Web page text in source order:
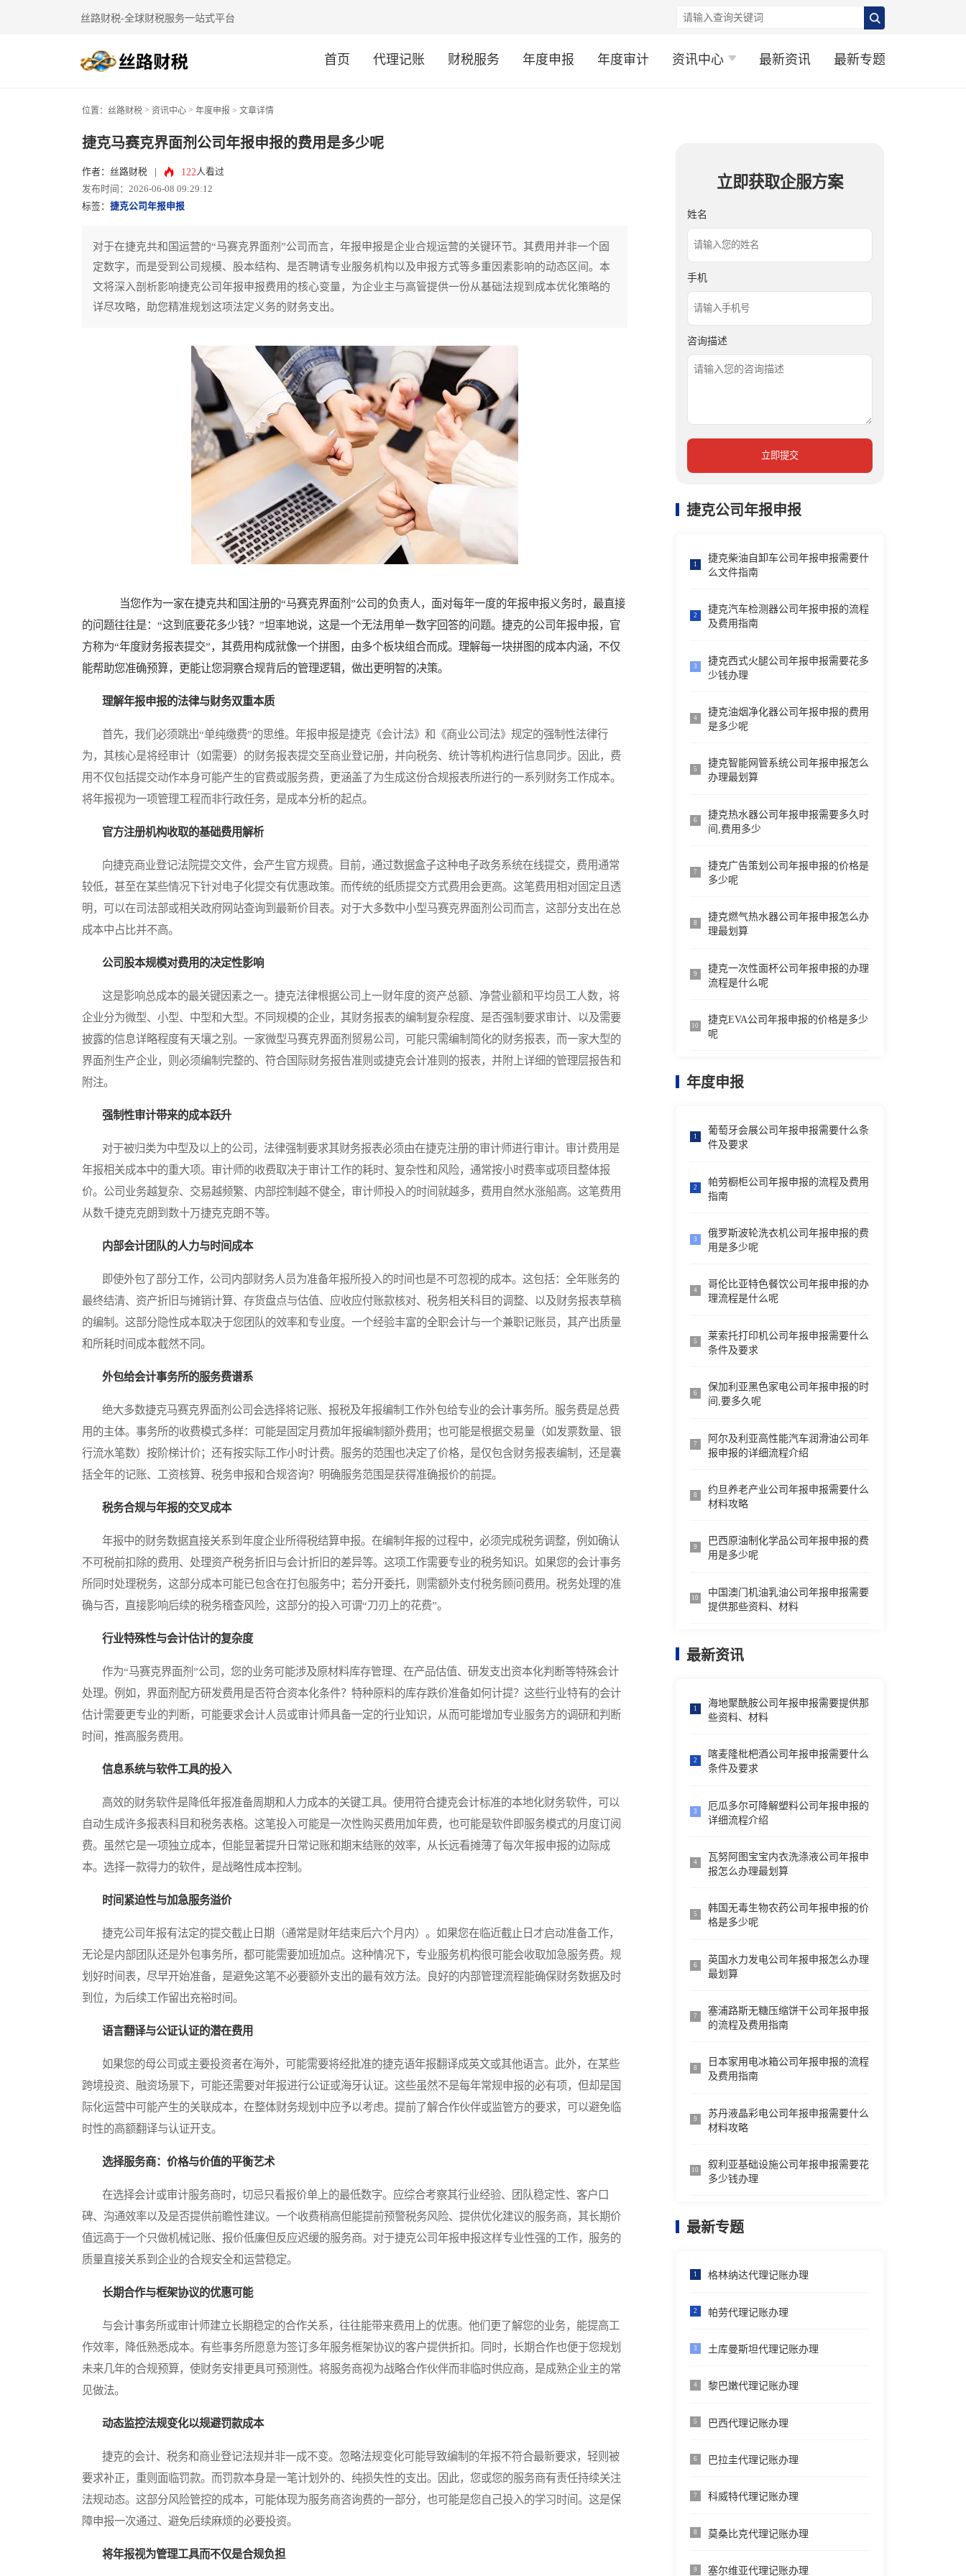
丝路财税-全球财税服务一站式平台
首页 代理记账 财税服务 年度申报 年度审计 资讯中心 最新资讯 最新专题
位置： 丝路财税 > 资讯中心 > 年度申报 > 文章详情
捷克马赛克界面剂公司年报申报的费用是多少呢
作者：丝路财税 122人看过
发布时间：2026-06-08 09:29:12
标签： 捷克公司年报申报
对于在捷克共和国运营的“马赛克界面剂”公司而言，年报申报是企业合规运营的关键环节。其费用并非一个固
定数字，而是受到公司规模、股本结构、是否聘请专业服务机构以及申报方式等多重因素影响的动态区间。本
文将深入剖析影响捷克公司年报申报费用的核心变量，为企业主与高管提供一份从基础法规到成本优化策略的
详尽攻略，助您精准规划这项法定义务的财务支出。
当您作为一家在捷克共和国注册的“马赛克界面剂”公司的负责人，面对每年一度的年报申报义务时，最直接
的问题往往是：“这到底要花多少钱？”坦率地说，这是一个无法用单一数字回答的问题。捷克的公司年报申报，官
方称为“年度财务报表提交”，其费用构成就像一个拼图，由多个板块组合而成。理解每一块拼图的成本内涵，不仅
能帮助您准确预算，更能让您洞察合规背后的管理逻辑，做出更明智的决策。
理解年报申报的法律与财务双重本质
首先，我们必须跳出“单纯缴费”的思维。年报申报是捷克《会计法》和《商业公司法》规定的强制性法律行
为，其核心是将经审计（如需要）的财务报表提交至商业登记册，并向税务、统计等机构进行信息同步。因此，费
用不仅包括提交动作本身可能产生的官费或服务费，更涵盖了为生成这份合规报表所进行的一系列财务工作成本。
将年报视为一项管理工程而非行政任务，是成本分析的起点。
官方注册机构收取的基础费用解析
向捷克商业登记法院提交文件，会产生官方规费。目前，通过数据盒子这种电子政务系统在线提交，费用通常
较低，甚至在某些情况下针对电子化提交有优惠政策。而传统的纸质提交方式费用会更高。这笔费用相对固定且透
明，可以在司法部或相关政府网站查询到最新价目表。对于大多数中小型马赛克界面剂公司而言，这部分支出在总
成本中占比并不高。
公司股本规模对费用的决定性影响
这是影响总成本的最关键因素之一。捷克法律根据公司上一财年度的资产总额、净营业额和平均员工人数，将
企业分为微型、小型、中型和大型。不同规模的企业，其财务报表的编制复杂程度、是否强制要求审计、以及需要
披露的信息详略程度有天壤之别。一家微型马赛克界面剂贸易公司，可能只需编制简化的财务报表，而一家大型的
界面剂生产企业，则必须编制完整的、符合国际财务报告准则或捷克会计准则的报表，并附上详细的管理层报告和
附注。
强制性审计带来的成本跃升
对于被归类为中型及以上的公司，法律强制要求其财务报表必须由在捷克注册的审计师进行审计。审计费用是
年报相关成本中的重大项。审计师的收费取决于审计工作的耗时、复杂性和风险，通常按小时费率或项目整体报
价。公司业务越复杂、交易越频繁、内部控制越不健全，审计师投入的时间就越多，费用自然水涨船高。这笔费用
从数千捷克克朗到数十万捷克克朗不等。
内部会计团队的人力与时间成本
即使外包了部分工作，公司内部财务人员为准备年报所投入的时间也是不可忽视的成本。这包括：全年账务的
最终结清、资产折旧与摊销计算、存货盘点与估值、应收应付账款核对、税务相关科目的调整、以及财务报表草稿
的编制。这部分隐性成本取决于您团队的效率和专业度。一个经验丰富的全职会计与一个兼职记账员，其产出质量
和所耗时间成本截然不同。
外包给会计事务所的服务费谱系
绝大多数捷克马赛克界面剂公司会选择将记账、报税及年报编制工作外包给专业的会计事务所。服务费是总费
用的主体。事务所的收费模式多样：可能是固定月费加年报编制额外费用；也可能是根据交易量（如发票数量、银
行流水笔数）按阶梯计价；还有按实际工作小时计费。服务的范围也决定了价格，是仅包含财务报表编制，还是囊
括全年的记账、工资核算、税务申报和合规咨询？明确服务范围是获得准确报价的前提。
税务合规与年报的交叉成本
年报中的财务数据直接关系到年度企业所得税结算申报。在编制年报的过程中，必须完成税务调整，例如确认
不可税前扣除的费用、处理资产税务折旧与会计折旧的差异等。这项工作需要专业的税务知识。如果您的会计事务
所同时处理税务，这部分成本可能已包含在打包服务中；若分开委托，则需额外支付税务顾问费用。税务处理的准
确与否，直接影响后续的税务稽查风险，这部分的投入可谓“刀刃上的花费”。
行业特殊性与会计估计的复杂度
作为“马赛克界面剂”公司，您的业务可能涉及原材料库存管理、在产品估值、研发支出资本化判断等特殊会计
处理。例如，界面剂配方研发费用是否符合资本化条件？特种原料的库存跌价准备如何计提？这些行业特有的会计
估计需要更专业的判断，可能要求会计人员或审计师具备一定的行业知识，从而可能增加专业服务方的调研和判断
时间，推高服务费用。
信息系统与软件工具的投入
高效的财务软件是降低年报准备周期和人力成本的关键工具。使用符合捷克会计标准的本地化财务软件，可以
自动生成许多报表科目和税务表格。这笔投入可能是一次性购买费用加年费，也可能是软件即服务模式的月度订阅
费。虽然它是一项独立成本，但能显著提升日常记账和期末结账的效率，从长远看摊薄了每次年报申报的边际成
本。选择一款得力的软件，是战略性成本控制。
时间紧迫性与加急服务溢价
捷克公司年报有法定的提交截止日期（通常是财年结束后六个月内）。如果您在临近截止日才启动准备工作，
无论是内部团队还是外包事务所，都可能需要加班加点。这种情况下，专业服务机构很可能会收取加急服务费。规
划好时间表，尽早开始准备，是避免这笔不必要额外支出的最有效方法。良好的内部管理流程能确保财务数据及时
到位，为后续工作留出充裕时间。
语言翻译与公证认证的潜在费用
如果您的母公司或主要投资者在海外，可能需要将经批准的捷克语年报翻译成英文或其他语言。此外，在某些
跨境投资、融资场景下，可能还需要对年报进行公证或海牙认证。这些虽然不是每年常规申报的必有项，但却是国
际化运营中可能产生的关联成本，在整体财务规划中应予以考虑。提前了解合作伙伴或监管方的要求，可以避免临
时性的高额翻译与认证开支。
选择服务商：价格与价值的平衡艺术
在选择会计或审计服务商时，切忌只看报价单上的最低数字。应综合考察其行业经验、团队稳定性、客户口
碑、沟通效率以及是否提供前瞻性建议。一个收费稍高但能提前预警税务风险、提供优化建议的服务商，其长期价
值远高于一个只做机械记账、报价低廉但反应迟缓的服务商。对于捷克公司年报申报这样专业性强的工作，服务的
质量直接关系到企业的合规安全和运营稳定。
长期合作与框架协议的优惠可能
与会计事务所或审计师建立长期稳定的合作关系，往往能带来费用上的优惠。他们更了解您的业务，能提高工
作效率，降低熟悉成本。有些事务所愿意为签订多年服务框架协议的客户提供折扣。同时，长期合作也便于您规划
未来几年的合规预算，使财务安排更具可预测性。将服务商视为战略合作伙伴而非临时供应商，是成熟企业主的常
见做法。
动态监控法规变化以规避罚款成本
捷克的会计、税务和商业登记法规并非一成不变。忽略法规变化可能导致编制的年报不符合最新要求，轻则被
要求补正，重则面临罚款。而罚款本身是一笔计划外的、纯损失性的支出。因此，您或您的服务商有责任持续关注
法规动态。这部分风险管控的成本，可能体现为服务商咨询费的一部分，也可能是您自己投入的学习时间。这是保
障申报一次通过、避免后续麻烦的必要投资。
将年报视为管理工具而不仅是合规负担
立即获取企服方案
姓名
手机
咨询描述
立即提交
捷克公司年报申报
1
捷克柴油自卸车公司年报申报需要什
么文件指南
2
捷克汽车检测器公司年报申报的流程
及费用指南
3
捷克西式火腿公司年报申报需要花多
少钱办理
4
捷克油烟净化器公司年报申报的费用
是多少呢
5
捷克智能网管系统公司年报申报怎么
办理最划算
6
捷克热水器公司年报申报需要多久时
间,费用多少
7
捷克广告策划公司年报申报的价格是
多少呢
8
捷克燃气热水器公司年报申报怎么办
理最划算
9
捷克一次性面杯公司年报申报的办理
流程是什么呢
10
捷克EVA公司年报申报的价格是多少
呢
年度申报
1
葡萄牙会展公司年报申报需要什么条
件及要求
2
帕劳橱柜公司年报申报的流程及费用
指南
3
俄罗斯波轮洗衣机公司年报申报的费
用是多少呢
4
哥伦比亚特色餐饮公司年报申报的办
理流程是什么呢
5
莱索托打印机公司年报申报需要什么
条件及要求
6
保加利亚黑色家电公司年报申报的时
间,要多久呢
7
阿尔及利亚高性能汽车润滑油公司年
报申报的详细流程介绍
8
约旦养老产业公司年报申报需要什么
材料攻略
9
巴西原油制化学品公司年报申报的费
用是多少呢
10
中国澳门机油乳油公司年报申报需要
提供那些资料、材料
最新资讯
1
海地聚酰胺公司年报申报需要提供那
些资料、材料
2
喀麦隆枇杷酒公司年报申报需要什么
条件及要求
3
厄瓜多尔可降解塑料公司年报申报的
详细流程介绍
4
瓦努阿图宝宝内衣洗涤液公司年报申
报怎么办理最划算
5
韩国无毒生物农药公司年报申报的价
格是多少呢
6
英国水力发电公司年报申报怎么办理
最划算
7
塞浦路斯无糖压缩饼干公司年报申报
的流程及费用指南
8
日本家用电冰箱公司年报申报的流程
及费用指南
9
苏丹液晶彩电公司年报申报需要什么
材料攻略
10
叙利亚基础设施公司年报申报需要花
多少钱办理
最新专题
1 格林纳达代理记账办理
2 帕劳代理记账办理
3 土库曼斯坦代理记账办理
4 黎巴嫩代理记账办理
5 巴西代理记账办理
6 巴拉圭代理记账办理
7 科威特代理记账办理
8 莫桑比克代理记账办理
9 塞尔维亚代理记账办理